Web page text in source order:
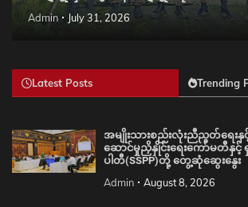
Admin July 31, 2026
Latest Posts Trending
အမျိုးသားစည်းလုံးညီညွတ်ရေးနှင့်င
ဆောင်မှုညှိနှိုင်းရေးကော်မတီနှင့်
ပါတီ(SSPP)တို့ တွေ့ဆုံဆွေးနွေး
Admin August 8, 2026